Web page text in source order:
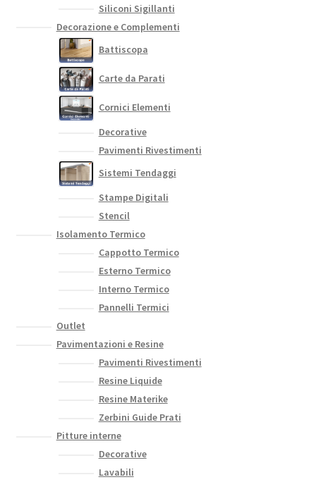
Siliconi Sigillanti
Decorazione e Complementi
Battiscopa
Carte da Parati
Cornici Elementi
Decorative
Pavimenti Rivestimenti
Sistemi Tendaggi
Stampe Digitali
Stencil
Isolamento Termico
Cappotto Termico
Esterno Termico
Interno Termico
Pannelli Termici
Outlet
Pavimentazioni e Resine
Pavimenti Rivestimenti
Resine Liquide
Resine Materike
Zerbini Guide Prati
Pitture interne
Decorative
Lavabili